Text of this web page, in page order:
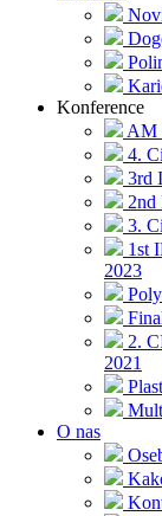
Konference
AM
4.
3rd
2nd
3.
1st
2023
2.
2021
O nas